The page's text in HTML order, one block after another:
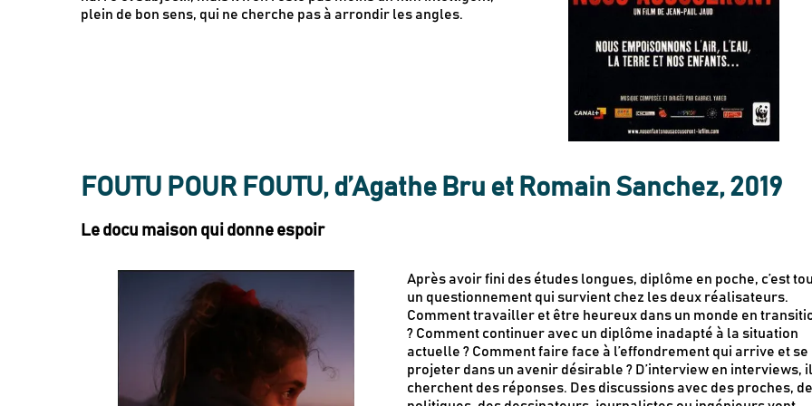
plein de bon sens, qui ne cherche pas à arrondir les angles.
FOUTU POUR FOUTU, d’Agathe Bru et Romain Sanchez, 2019
Le docu maison qui donne espoir
Après avoir fini des études longues, diplôme en poche, c’est
un questionnement qui survient chez les deux réalisateurs.
Comment travailler et être heureux dans un monde en
? Comment continuer avec un diplôme inadapté à la situation
actuelle ? Comment faire face à l’effondrement qui arrive et se
projeter dans un avenir désirable ? D’interview en interviews,
cherchent des réponses. Des discussions avec des proches,